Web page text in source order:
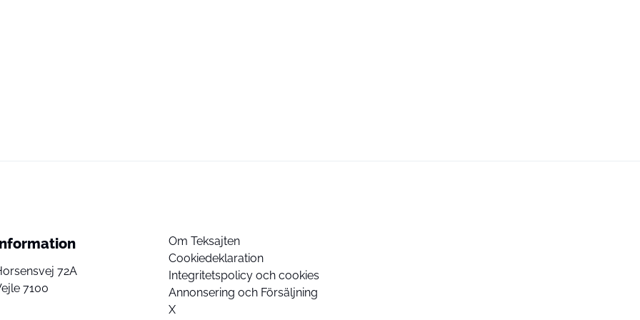
72A
7100
Om Teksajten
Cookiedeklaration
Integritetspolicy och cookies
Annonsering och Försäljning
X